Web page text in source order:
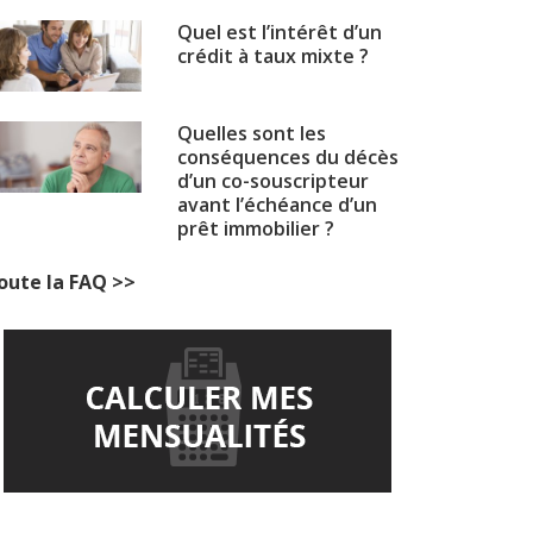
Quel est l’intérêt d’un
crédit à taux mixte ?
Quelles sont les
conséquences du décès
d’un co-souscripteur
avant l’échéance d’un
prêt immobilier ?
la FAQ >>